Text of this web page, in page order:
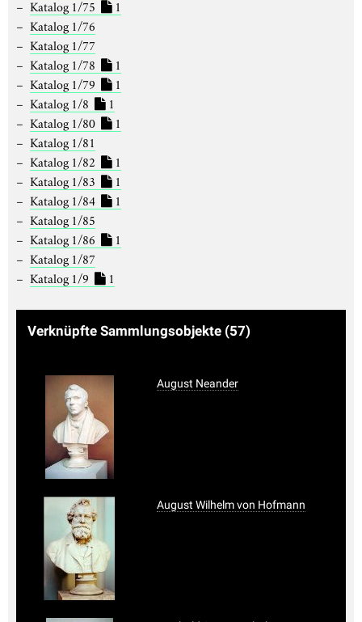
Katalog 1/75
1
Katalog 1/76
Katalog 1/77
Katalog 1/78
1
Katalog 1/79
1
Katalog 1/8
1
Katalog 1/80
1
Katalog 1/81
Katalog 1/82
1
Katalog 1/83
1
Katalog 1/84
1
Katalog 1/85
Katalog 1/86
1
Katalog 1/87
Katalog 1/9
1
Verknüpfte Sammlungsobjekte (57)
August Neander
August Wilhelm von Hofmann